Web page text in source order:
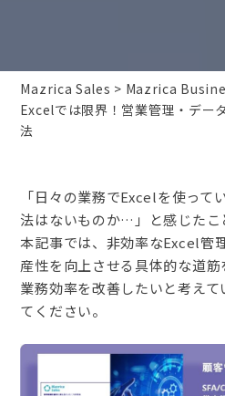
Mazrica Sales Mazrica
Excelでは限界！営業管理・デー
法
「日々の業務でExcelを使って
法はないものか…」と感じたこ
本記事では、非効率なExcel管
産性を向上させる具体的な道筋
業務効率を改善したいと考え
てください。